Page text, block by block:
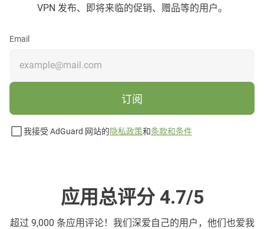
VPN 发布、即将来临的促销、赠品等的用户。
Email
订阅
我接受 AdGuard 网站的隐私政策和条款和条件
应用总评分 4.7/5
超过 9,000 条应用评论！我们深爱自己的用户，他们也爱我